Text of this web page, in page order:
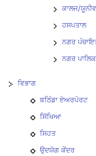
ਕਾਲਜ/
ਹਸਪਤਾਲ
ਨਗਰ
ਨਗਰ
ਵਿਭਾਗ
ਬਠਿੰਡਾ ਏਅਰਪੋਰਟ
ਸਿੱਖਿਆ
ਸਿਹਤ
ਉਦਯੋਗ ਕੇਂਦਰ